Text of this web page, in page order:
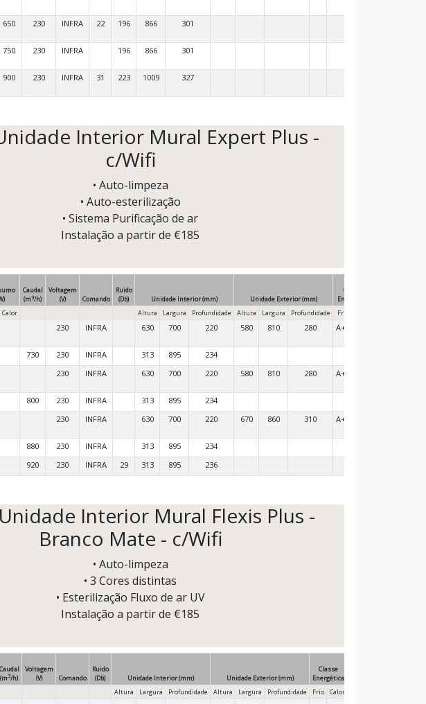
650 230 INFRA 22 196 866 301
750 230 INFRA 196 866 301
900 230 INFRA 31 223 1009 327
Interior Mural Expert Plus -
c/Wifi
• Auto-limpeza
• Auto-esterilização
• Sistema Purificação de ar
Instalação a partir de €185
Caudal
(m3/h)
Voltagem
(V)
Comando
Ruido
(Db)
Unidade Interior (mm) Unidade Exterior (mm)
Classe
Energética
Calor Altura Largura Profundidade Altura Largura Profundidade Frio
230 INFRA 630 700 220 580 810 280 A++
730 230 INFRA 313 895
234
230 INFRA 630 700 220 580 810 280 A++
800 230 INFRA 313 895
234
230 INFRA 630 700 220 670 860 310 A++
880 230 INFRA 313 895
234
920 230 INFRA 29 313 895 236
Interior Mural Flexis Plus -
Branco Mate - c/Wifi
• Auto-limpeza
• 3 Cores distintas
• Esterilização Fluxo de ar UV
Instalação a partir de €185
Caudal
(m3/h)
Voltagem
(V)
Comando
Ruido
(Db)
Unidade Interior (mm) Unidade Exterior (mm)
Classe
Energética
Altura Largura Profundidade Altura Largura Profundidade Frio Calor